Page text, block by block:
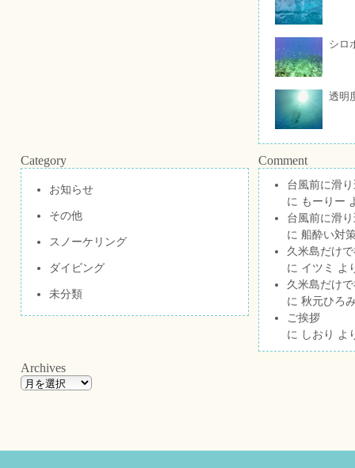
シロ
透明
Category
お知らせ
その他
スノーケリング
ダイビング
未分類
Comment
台風前に滑
に もーりー
台風前に滑
に 船酔い対
久米島だけ
に イツミ
よ
久米島だけ
に 秋元ひろ
ご挨拶
に しおり よ
Archives